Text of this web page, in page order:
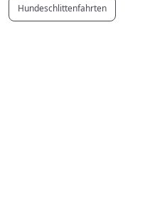
Hundeschlittenfahrten